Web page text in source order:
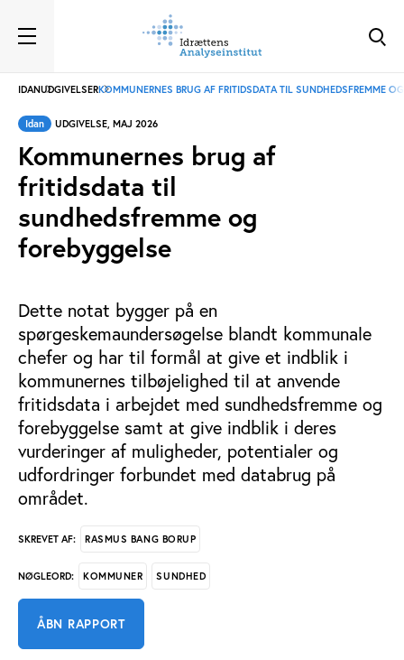
IDANUDGIVELSERKOMMUNERNES BRUG AF FRITIDSDATA TIL SUNDHEDSFREMME
Idan UDGIVELSE, MAJ 2026
Kommunernes brug af
fritidsdata til
sundhedsfremme og
forebyggelse
Dette notat bygger på en
spørgeskemaundersøgelse blandt kommunale
chefer og har til formål at give et indblik i
kommunernes tilbøjelighed til at anvende
fritidsdata i arbejdet med sundhedsfremme og
forebyggelse samt at give indblik i deres
vurderinger af muligheder, potentialer og
udfordringer forbundet med databrug på
området.
SKREVET AF: RASMUS BANG BORUP
NØGLEORD: KOMMUNER SUNDHED
ÅBN RAPPORT